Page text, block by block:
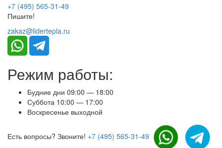
+7 (495) 565-31-49
Пишите!
zakaz@lidertepla.ru
Режим работы:
Будние дни 09:00 — 18:00
Суббота 10:00 — 17:00
Воскресенье выходной
Есть вопросы? Звоните! +7 (495) 565-31-49